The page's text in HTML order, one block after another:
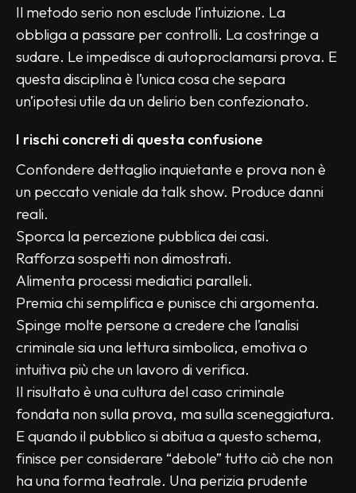
Il metodo serio non esclude l’intuizione. La
obbliga a passare per controlli. La costringe a
sudare. Le impedisce di autoproclamarsi prova. E
questa disciplina è l’unica cosa che separa
un’ipotesi utile da un delirio ben confezionato.
I rischi concreti di questa confusione
Confondere dettaglio inquietante e prova non è
un peccato veniale da talk show. Produce danni
reali.
Sporca la percezione pubblica dei casi.
Rafforza sospetti non dimostrati.
Alimenta processi mediatici paralleli.
Premia chi semplifica e punisce chi argomenta.
Spinge molte persone a credere che l’analisi
criminale sia una lettura simbolica, emotiva o
intuitiva più che un lavoro di verifica.
Il risultato è una cultura del caso criminale
fondata non sulla prova, ma sulla sceneggiatura.
E quando il pubblico si abitua a questo schema,
finisce per considerare “debole” tutto ciò che non
ha una forma teatrale. Una perizia prudente